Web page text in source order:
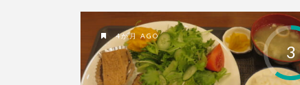
3
4か月 AGO